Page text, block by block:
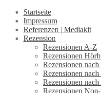
Startseite
Impressum
Referenzen | Mediakit
Rezension
Rezensionen A-Z
Rezensionen
Rezensionen nach
Rezensionen
Rezensionen
Rezensionen